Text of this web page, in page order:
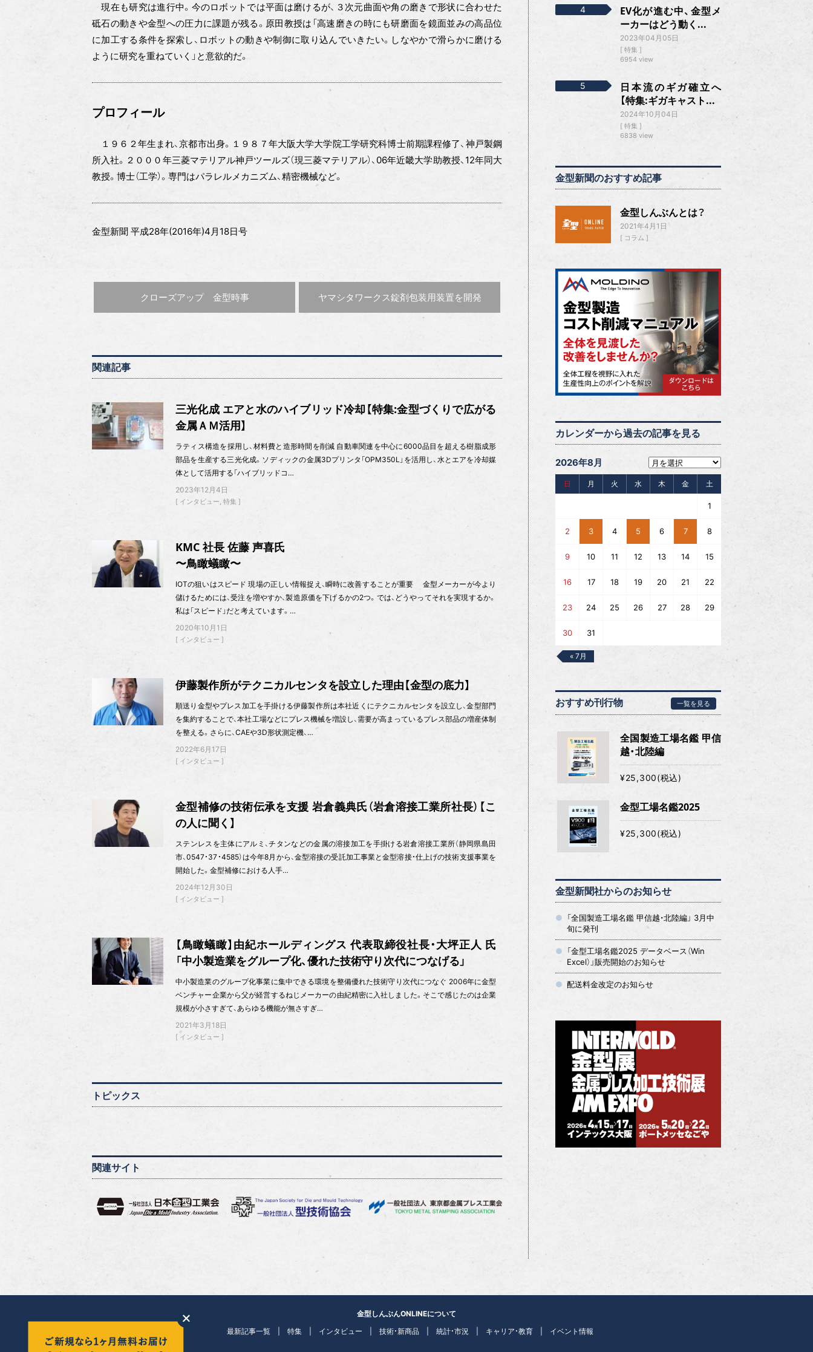
現在も研究は進行中。今のロボットでは平面は磨けるが、３次元曲面や角の磨きで形状に合わせた
砥石の動きや金型への圧力に課題が残る。原田教授は「高速磨きの時にも研磨面を鏡面並みの高品位
に加工する条件を探索し、ロボットの動きや制御に取り込んでいきたい。しなやかで滑らかに磨ける
ように研究を重ねていく」と意欲的だ。
プロフィール
１９６２年生まれ、京都市出身。１９８７年大阪大学大学院工学研究科博士前期課程修了、神戸製鋼
所入社。２０００年三菱マテリアル神戸ツールズ（現三菱マテリアル）、06年近畿大学助教授、12年同大
教授。博士（工学）。専門はパラレルメカニズム、精密機械など。
金型新聞 平成28年(2016年)4月18日号
前の記事 :
クローズアップ 金型時事 次の記事 :
ヤマシタワークス錠剤包装用装置を開発
関連記事
三光化成 エアと水のハイブリッド冷却【特集:金型づくりで広がる
金属ＡＭ活用】
ラティス構造を採用し、材料費と造形時間を削減 自動車関連を中心に6000品目を超える樹脂成形
部品を生産する三光化成。ソディックの金属3Dプリンタ「OPM350L」を活用し、水とエアを冷却媒
体として活用する「ハイブリッドコ…
2023年12月4日
インタビュー 特集
KMC 社長 佐藤 声喜氏
〜鳥瞰蟻瞰〜
IOTの狙いはスピード 現場の正しい情報捉え、瞬時に改善することが重要 金型メーカーが今より
儲けるためには、受注を増やすか、製造原価を下げるかの2つ。では、どうやってそれを実現するか。
私は「スピード」だと考えています。…
2020年10月1日
インタビュー
伊藤製作所がテクニカルセンタを設立した理由【金型の底力】
順送り金型やプレス加工を手掛ける伊藤製作所は本社近くにテクニカルセンタを設立し、金型部門
を集約することで、本社工場などにプレス機械を増設し、需要が高まっているプレス部品の増産体制
を整える。さらに、CAEや3D形状測定機、…
2022年6月17日
インタビュー
金型補修の技術伝承を支援 岩倉義典氏（岩倉溶接工業所社長）【こ
の人に聞く】
ステンレスを主体にアルミ、チタンなどの金属の溶接加工を手掛ける岩倉溶接工業所（静岡県島田
市、0547・37・4585）は今年8月から、金型溶接の受託加工事業と金型溶接・仕上げの技術支援事業を
開始した。金型補修における人手…
2024年12月30日
インタビュー
【鳥瞰蟻瞰】由紀ホールディングス 代表取締役社長・大坪正人 氏
「中小製造業をグループ化、優れた技術守り次代につなげる」
中小製造業のグループ化事業に集中できる環境を整備優れた技術守り次代につなぐ 2006年に金型
ベンチャー企業から父が経営するねじメーカーの由紀精密に入社しました。そこで感じたのは企業
規模が小さすぎて、あらゆる機能が無さすぎ…
2021年3月18日
インタビュー
トピックス
関連サイト
EV化が進む中、金型メ
ーカーはどう動く...
2023年04月05日
特集
6954 view
日本流のギガ確立へ
【特集:ギガキャスト...
2024年10月04日
特集
6838 view
金型新聞のおすすめ記事
金型しんぶんとは？
2021年4月1日
コラム
カレンダーから過去の記事を見る
2026年8月
日 月 火 水 木 金 土
1
2 3 4 5 6 7 8
9 10 11 12 13 14 15
16 17 18 19 20 21 22
23 24 25 26 27 28 29
30 31
« 7月
おすすめ刊行物 一覧を見る
全国製造工場名鑑 甲信
越・北陸編
¥25,300(税込)
金型工場名鑑2025
¥25,300(税込)
金型新聞社からのお知らせ
「全国製造工場名鑑 甲信越・北陸編」 3月中
旬に発刊
「金型工場名鑑2025 データベース（Win
Excel）」販売開始のお知らせ
配送料金改定のお知らせ
金型しんぶんONLINEについて
最新記事一覧
特集 インタビュー 技術・新商品 統計・市況 キャリア・教育 イベント情報